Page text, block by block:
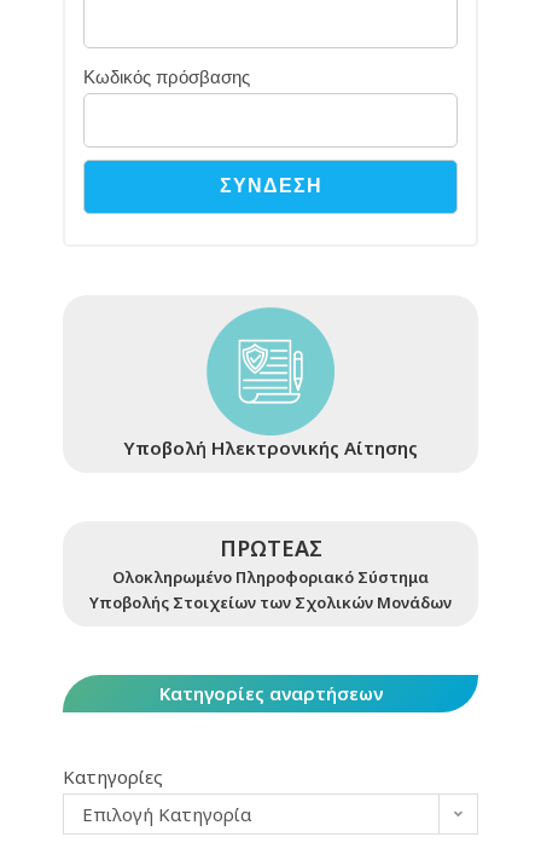
Κωδικός πρόσβασης
Υποβολή Ηλεκτρονικής Αίτησης
ΠΡΩΤΕΑΣ
Ολοκληρωμένο Πληροφοριακό Σύστημα
Υποβολής Στοιχείων των Σχολικών Μονάδων
Κατηγορίες αναρτήσεων
Κατηγορίες
Επιλογή Κατηγορία